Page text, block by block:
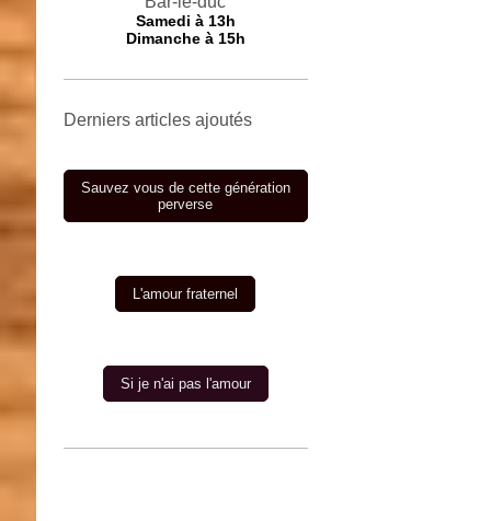
Samedi à 13h
Dimanche à 15h
Derniers articles ajoutés
Sauvez vous de cette génération
perverse
L'amour fraternel
Si je n'ai pas l'amour